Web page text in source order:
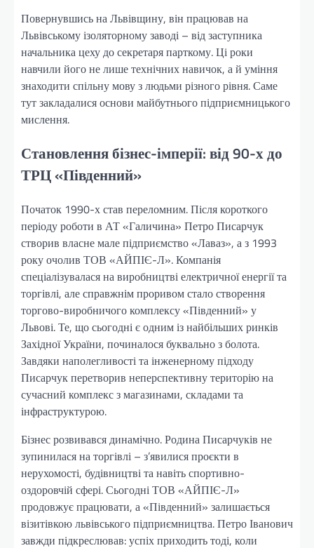
Повернувшись на Львівщину, він працював на
Львівському ізоляторному заводі – від заступника
начальника цеху до секретаря парткому. Ці роки
навчили його не лише технічних навичок, а й уміння
знаходити спільну мову з людьми різного рівня. Саме
тут закладалися основи майбутнього підприємницького
мислення.
Становлення бізнес-імперії: від 90-х до
ТРЦ «Південний»
Початок 1990-х став переломним. Після короткого
періоду роботи в АТ «Галичина» Петро Писарчук
створив власне мале підприємство «Лаваз», а з 1993
року очолив ТОВ «АЙПІЄ-Л». Компанія
спеціалізувалася на виробництві електричної енергії та
торгівлі, але справжнім проривом стало створення
торгово-виробничого комплексу «Південний» у
Львові. Те, що сьогодні є одним із найбільших ринків
Західної України, починалося буквально з болота.
Завдяки наполегливості та інженерному підходу
Писарчук перетворив неперспективну територію на
сучасний комплекс з магазинами, складами та
інфраструктурою.
Бізнес розвивався динамічно. Родина Писарчуків не
зупинилася на торгівлі – з’явилися проєкти в
нерухомості, будівництві та навіть спортивно-
оздоровчій сфері. Сьогодні ТОВ «АЙПІЄ-Л»
продовжує працювати, а «Південний» залишається
візитівкою львівського підприємництва. Петро Іванович
завжди підкреслював: успіх приходить тоді, коли